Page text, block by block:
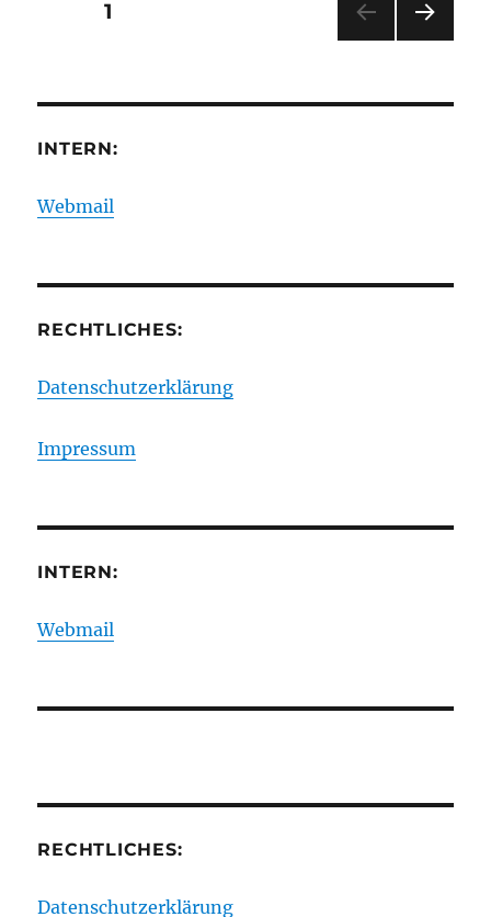
Seitennummerierung
Beiträge
SEITE1
E
INTERN:
Webmail
RECHTLICHES:
Datenschutzerklärung
Impressum
INTERN:
Webmail
RECHTLICHES:
Datenschutzerklärung